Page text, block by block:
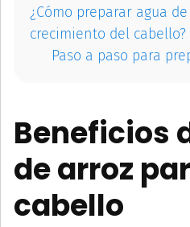
¿Cómo preparar agua
crecimiento del cabello?
Paso a paso para
Beneficios
de arroz
cabello